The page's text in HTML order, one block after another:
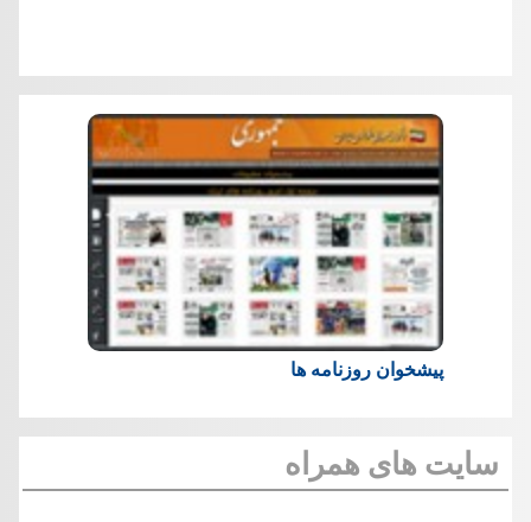
پیشخوان روزنامه ها
سایت های همراه